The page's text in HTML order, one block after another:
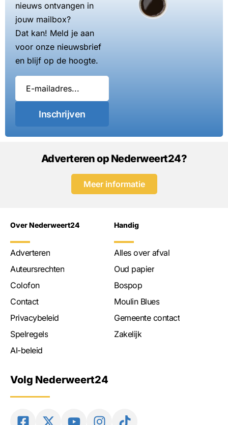
nieuws ontvangen in
jouw mailbox?
Dat kan! Meld je aan
voor onze nieuwsbrief
en blijf op de hoogte.
Inschrijven
Adverteren op Nederweert24?
Meer informatie
Over Nederweert24
Adverteren
Auteursrechten
Colofon
Contact
Privacybeleid
Spelregels
AI-beleid
Handig
Alles over afval
Oud papier
Bospop
Moulin Blues
Gemeente contact
Zakelijk
Volg Nederweert24